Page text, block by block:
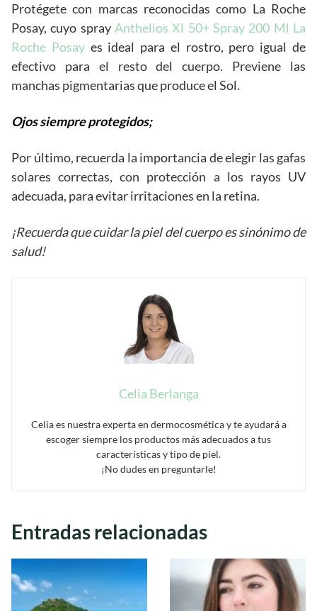
Protégete con marcas reconocidas como La Roche
Posay, cuyo spray Anthelios Xl 50+ Spray 200 Ml La
Roche Posayes ideal para el rostro, pero igual de
efectivo para el resto del cuerpo. Previene las
manchas pigmentarias que produce el Sol.
Ojos siempre protegidos;
Por último, recuerda la importancia de elegir las gafas
solares correctas, con protección a los rayos UV
adecuada, para evitar irritaciones en la retina.
¡Recuerda que cuidar la piel del cuerpo es sinónimo de
salud!
Celia Berlanga
Celia es nuestra experta en dermocosmética y te ayudará a
escoger siempre los productos más adecuados a tus
características y tipo de piel.
¡No dudes en preguntarle!
Entradas relacionadas